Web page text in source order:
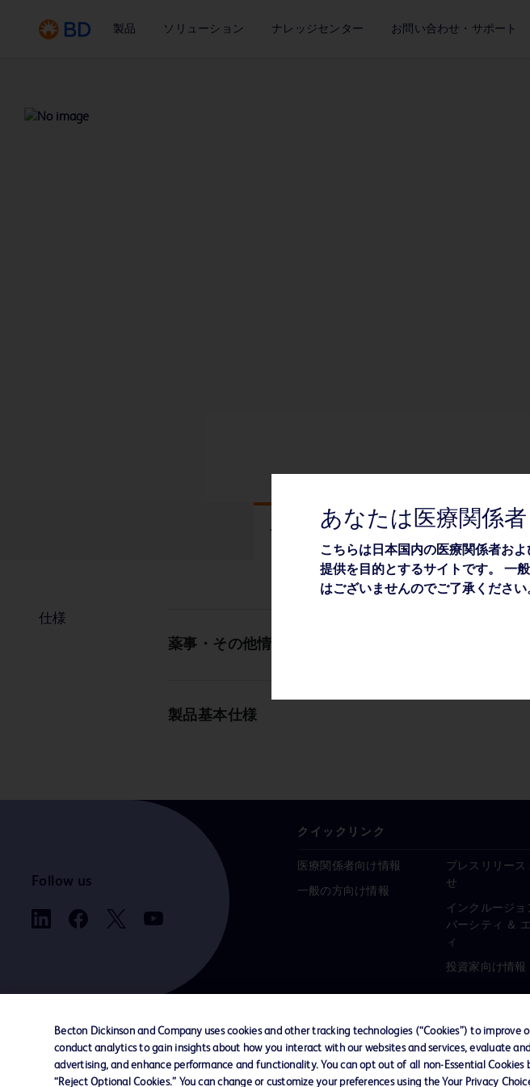
製品 ソリューション ナレッジセンター お問い合わせ・サポート
仕様
仕様
薬事・その他情報
製品基本仕様
Follow us
クイックリンク
医療関係者向け情報
一般の方向け情報
プレスリリース
せ
インクルージョ
バーシティ ＆
ィ
投資家向け情報
お問い合わせ Cookie Preferences プライバシーポリシー ご利用規約
あなたは医療関係
こちらは日本国内の医療関係者お
提供を目的とするサイトです。 一
はございませんのでご了承ください
Becton Dickinson and Company uses cookies and other tracking technologies (“Cookies”) to improve
conduct analytics to gain insights about how you interact with our websites and services, evaluate
advertising, and enhance performance and functionality. You can opt out of all non-Essential Cookies
“Reject Optional Cookies.” You can change or customize your preferences using the Your Privacy